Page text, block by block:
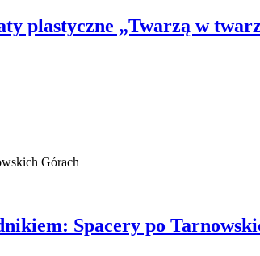
plastyczne „Twarzą w
Górach
Spacery po